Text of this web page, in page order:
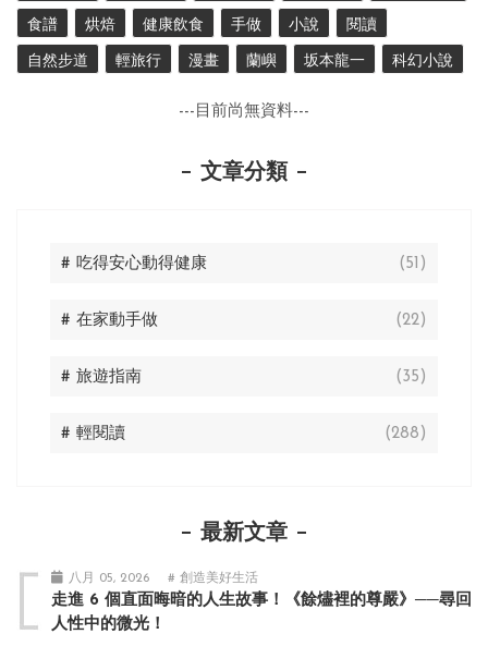
影片專區
食譜 烘焙 健康飲食 手做 小說 閱讀
自然步道 輕旅行 漫畫 蘭嶼 坂本龍一 科幻小說
---目前尚無資料---
文章分類
# 吃得安心動得健康 (51)
# 在家動手做 (22)
# 旅遊指南 (35)
# 輕閱讀 (288)
最新文章
八月 05, 2026 # 創造美好生活
走進 6 個直面晦暗的人生故事！《餘燼裡的尊嚴》──尋回
人性中的微光！